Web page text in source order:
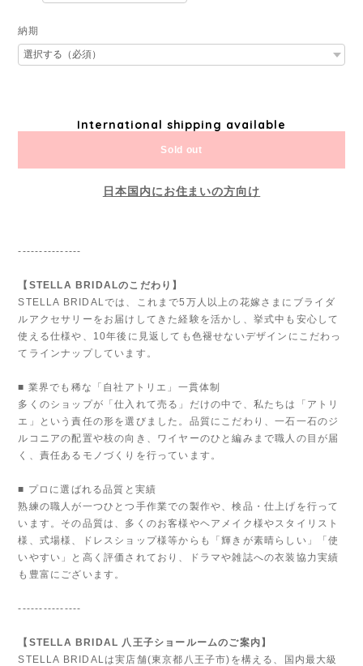
納期
International shipping available
Sold out
日本国内にお住まいの方向け
---------------
【STELLA BRIDALのこだわり】
STELLA BRIDALでは、これまで5万人以上の花嫁さまにブライダ
ルアクセサリーをお届けしてきた経験を活かし、挙式中も安心して
使える仕様や、10年後に見返しても色褪せないデザインにこだわっ
てラインナップしています。
■ 業界でも稀な「自社アトリエ」一貫体制
多くのショップが「仕入れて売る」だけの中で、私たちは「アトリ
エ」という責任の形を選びました。品質にこだわり、一石一石のジ
ルコニアの配置や枝の向き、ワイヤーのひと編みまで職人の目が届
く、責任あるモノづくりを行っています。
■ プロに選ばれる品質と実績
熟練の職人が一つひとつ手作業での製作や、検品・仕上げを行って
います。その品質は、多くのお客様やヘアメイク様やスタイリスト
様、式場様、ドレスショップ様等からも「輝きが素晴らしい」「使
いやすい」と高く評価されており、ドラマや雑誌への衣装協力実績
も豊富にございます。
---------------
【STELLA BRIDAL 八王子ショールームのご案内】
STELLA BRIDALは実店舗(東京都八王子市)を構える、国内最大級